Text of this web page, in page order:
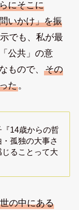
にそこに
いかけ」を振
でも、私が最
公共」の意
もので、 その
た。
『14歳からの哲
孤独の大事さ
ることって大
世の中にある